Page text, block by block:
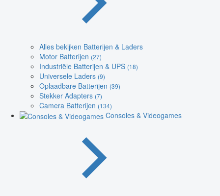
Alles bekijken Batterijen & Laders
Motor Batterijen (27)
Industriële Batterijen & UPS (18)
Universele Laders (9)
Oplaadbare Batterijen (39)
Stekker Adapters (7)
Camera Batterijen (134)
Consoles & Videogames